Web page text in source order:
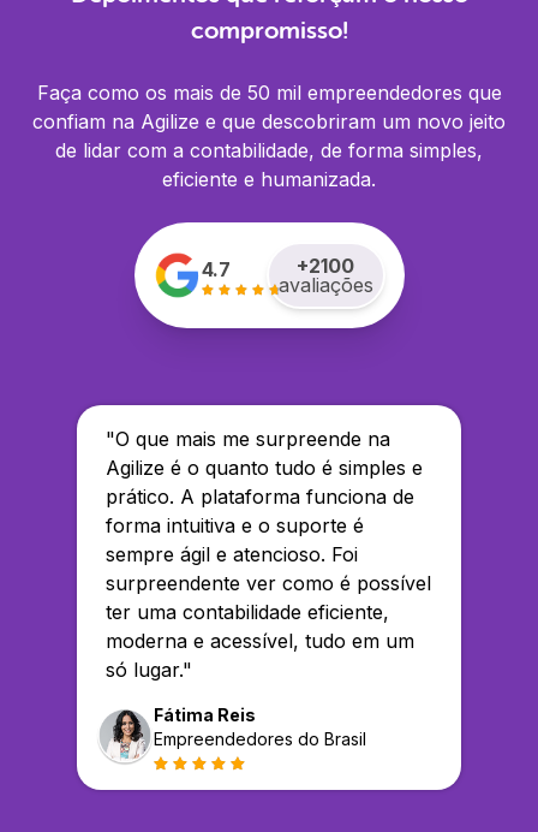
compromisso!
Faça como os mais de 50 mil empreendedores que
confiam na Agilize e que descobriram um novo jeito
de lidar com a contabilidade, de forma simples,
eficiente e humanizada.
4.7 +2100
avaliações
"O que mais me surpreende na
Agilize é o quanto tudo é simples e
prático. A plataforma funciona de
forma intuitiva e o suporte é
sempre ágil e atencioso. Foi
surpreendente ver como é possível
ter uma contabilidade eficiente,
moderna e acessível, tudo em um
só lugar."
Fátima Reis
Empreendedores do Brasil